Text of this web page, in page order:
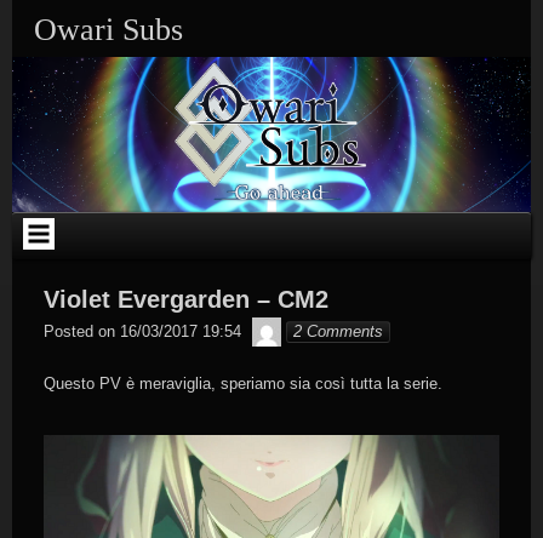
Owari Subs
Violet Evergarden – CM2
Posted on 16/03/2017 19:54 Byakko
2 Comments
Questo PV è meraviglia, speriamo sia così tutta la serie.